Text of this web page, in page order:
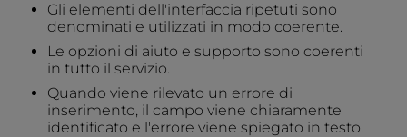
Gli elementi dell'interfaccia ripetuti sono
denominati e utilizzati in modo coerente.
Le opzioni di aiuto e supporto sono coerenti
in tutto il servizio.
Quando viene rilevato un errore di
inserimento, il campo viene chiaramente
identificato e l'errore viene spiegato in testo.